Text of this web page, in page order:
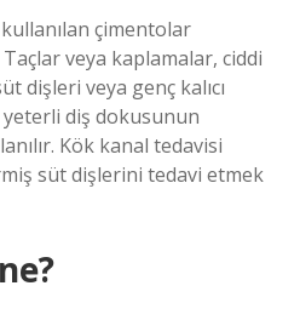
kullanılan çimentolar
veya kaplamalar, ciddi
dişleri veya genç kalıcı
diş dokusunun
Kök kanal tedavisi
süt dişlerini tedavi etmek